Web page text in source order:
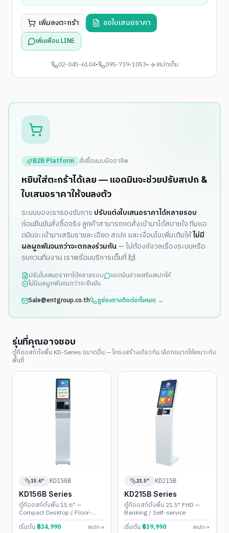
เพิ่มลงตะกร้า ขอใบเสนอราคา
เพิ่มเพื่อน LINE
02-045-6104• 095-739-1053• สเปกเต็ม
B2B Platform สั่งซื้อแบบมืออาชีพ
หยิบใส่ตะกร้าได้เลย — แอดมินจะช่วยปรับสเปก &
ใบเสนอราคาให้จนลงตัว
ระบบของเรารองรับการ ปรับแต่งใบเสนอราคาได้หลายรอบ
ก่อนยืนยันสั่งซื้อจริง ลูกค้าสามารถกดสั่งเข้ามาได้สบายใจ ทีมแอ
ดมินจะเข้ามาเสริมรายละเอียด สเปก และเงื่อนไขเพิ่มเติมให้ไม่มี
ผลผูกพันจนกว่าจะตกลงร่วมกัน— ไม่ต้องกังวลเรื่องระบบหรือ
รบกวนทีมงาน เราพร้อมบริการเต็มที่ 🙌
ปรับใบเสนอราคาได้หลายรอบ
แอดมินช่วยเสริมสเปกให้
ไม่มีผลผูกพันจนกว่าจะยืนยัน
Sale@entgroup.co.th
ดูช่องทางติดต่อทั้งหมด →
รุ่นที่คุณอาจชอบ
ตู้คีออสก์ตั้งพื้น KD-Series ขนาดอื่น — โครงสร้างเดียวกัน เลือกขนาดให้เหมาะกับ
พื้นที่
15.6" KD156B
KD156B Series
ตู้คีออสก์ตั้งพื้น 15.6" —
Compact Desktop / Floor-
Stand
เริ่มต้น ฿34,990 สเปก
21.5" KD215B
KD215B Series
ตู้คีออสก์ตั้งพื้น 21.5" FHD —
Banking / Self-service
เริ่มต้น ฿39,990 สเปก